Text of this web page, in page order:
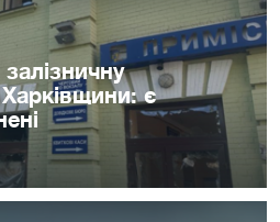
Харківщини: є